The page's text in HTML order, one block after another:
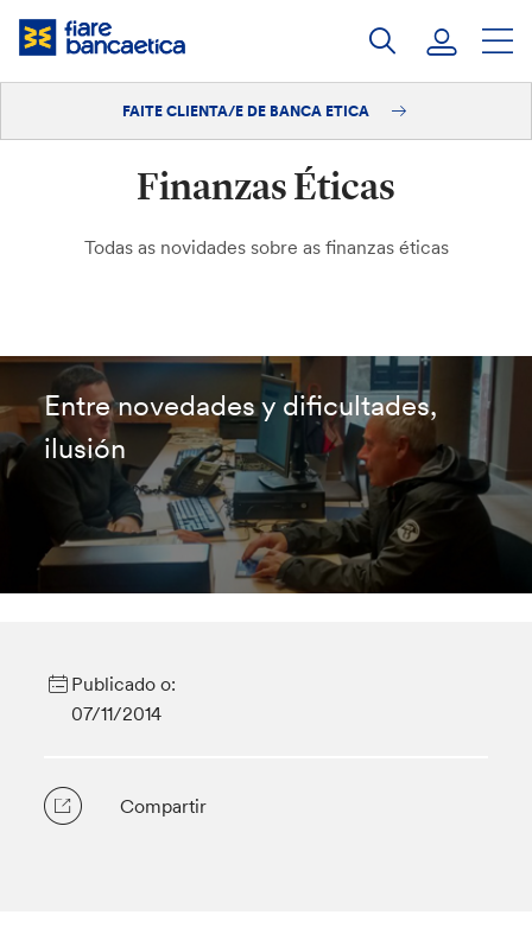
Saltar
FAITE CLIENTA/E DE BANCA ETICA
Finanzas Éticas
Todas as novidades sobre as finanzas éticas
Entre novedades y dificultades,
ilusión
Publicado o:
07/11/2014
Compartir